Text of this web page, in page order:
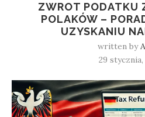
ZWROT PODATKU
POLAKÓW –
UZYSKANIU
written by
29 stycznia,